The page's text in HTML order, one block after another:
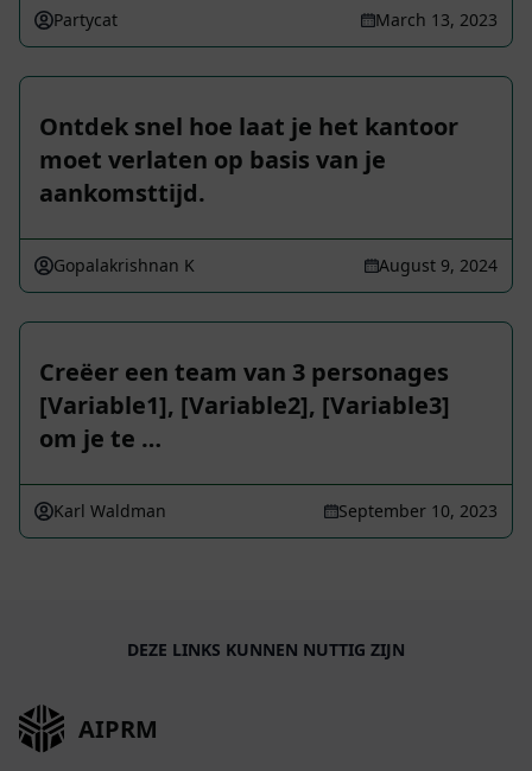
Partycat March 13, 2023
Ontdek snel hoe laat je het kantoor
moet verlaten op basis van je
aankomsttijd.
Gopalakrishnan K August 9, 2024
Creëer een team van 3 personages
[Variable1], [Variable2], [Variable3]
om je te …
Karl Waldman September 10, 2023
DEZE LINKS KUNNEN NUTTIG ZIJN
AIPRM